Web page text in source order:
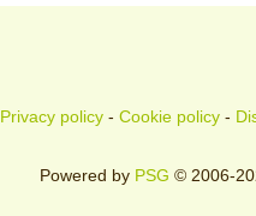
Privacy policy- Cookie policy-
Powered by PSG © 2006-